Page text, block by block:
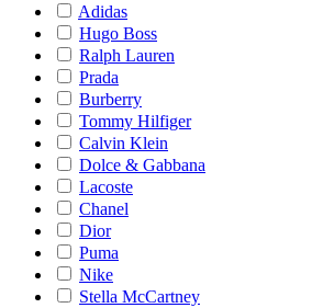
Adidas
Hugo Boss
Ralph Lauren
Prada
Burberry
Tommy Hilfiger
Calvin Klein
Dolce & Gabbana
Lacoste
Chanel
Dior
Puma
Nike
Stella McCartney